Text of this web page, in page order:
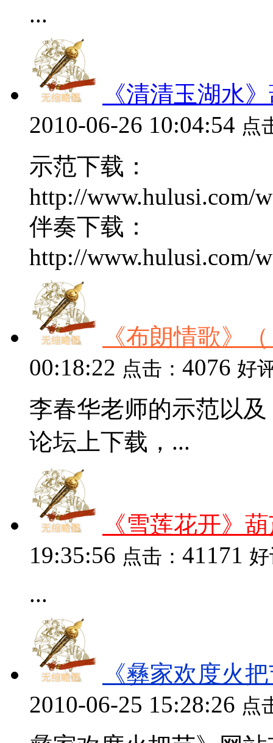
...
《清清玉湖水
2010-06-26 10:04:54 点
示范下载：
http://www.hulusi.com/
伴奏下载：
http://www.hulusi.com/
《布朗情歌》
00:18:22 点击： 4076 好
李春华老师的示范以
论坛上下载，...
《雪莲花开》
19:35:56 点击： 41171
...
《彝家欢度火
2010-06-25 15:28:26 点